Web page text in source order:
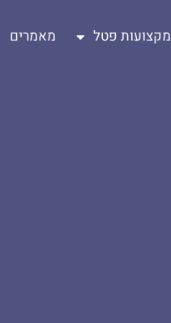
מקצועות פטל מאמרים